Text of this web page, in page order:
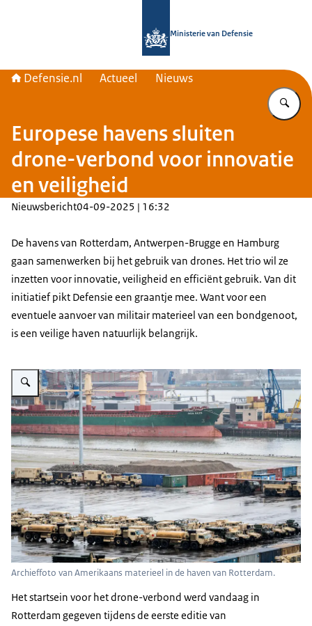
Ministerie van Defensie
Defensie.nl Actueel Nieuws
Europese havens sluiten
drone-verbond voor innovatie
en veiligheid
Nieuwsbericht04-09-2025 | 16:32
De havens van Rotterdam, Antwerpen-Brugge en Hamburg
gaan samenwerken bij het gebruik van drones. Het trio wil ze
inzetten voor innovatie, veiligheid en efficiënt gebruik. Van dit
initiatief pikt Defensie een graantje mee. Want voor een
eventuele aanvoer van militair materieel van een bondgenoot,
is een veilige haven natuurlijk belangrijk.
Vergroot afbeelding Materieel in de haven.
Archieffoto van Amerikaans materieel in de haven van Rotterdam.
Het startsein voor hetdrone-verbond werd vandaag in
Rotterdam gegeven tijdens de eerste editie van